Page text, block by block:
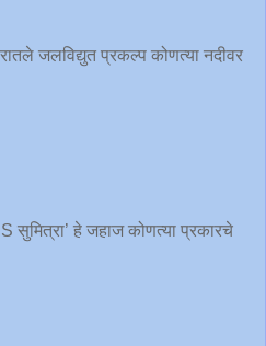
जलविद्युत प्रकल्प कोणत्या नदीवर
सुमित्रा’ हे जहाज कोणत्या प्रकारचे